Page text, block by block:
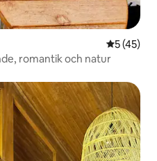
5 av 5 i
5 (45)
romantik och natur